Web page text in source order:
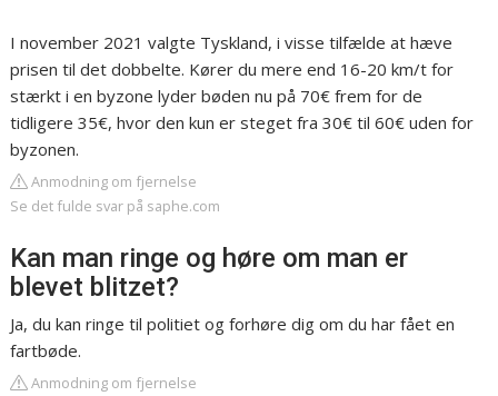
I november 2021 valgte Tyskland, i visse tilfælde at hæve
prisen til det dobbelte. Kører du mere end 16-20 km/t for
stærkt i en byzone lyder bøden nu på 70€ frem for de
tidligere 35€, hvor den kun er steget fra 30€ til 60€ uden for
byzonen.
Anmodning om fjernelse
Se det fulde svar på saphe.com
Kan man ringe og høre om man er
blevet blitzet?
Ja, du kan ringe til politiet og forhøre dig om du har fået en
fartbøde.
Anmodning om fjernelse